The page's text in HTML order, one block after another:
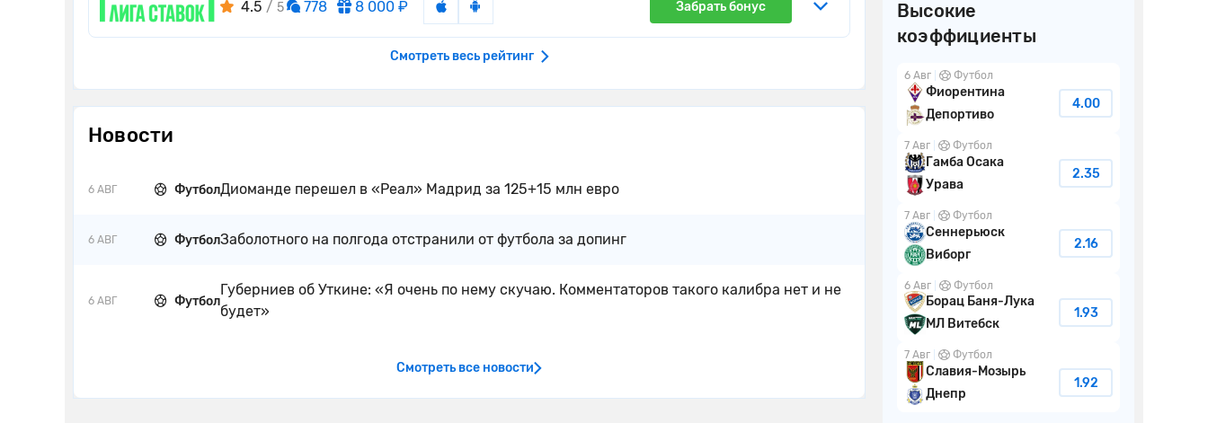
4.5 / 5 778 8 000 ₽ Забрать бонус
Смотреть весь рейтинг
Новости
6 АВГ ФутболДиоманде перешел в «Реал» Мадрид за 125+15 млн евро
6 АВГ ФутболЗаболотного на полгода отстранили от футбола за допинг
6 АВГ Футбол
Губерниев об Уткине: «Я очень по нему скучаю. Комментаторов такого калибра нет и не
будет»
Смотреть все новости
Высокие
коэффициенты
6 Авг Футбол
Фиорентина
Депортиво
4.00
7 Авг Футбол
Гамба Осака
Урава
2.35
7 Авг Футбол
Сеннерьюск
Виборг
2.16
6 Авг Футбол
Борац Баня-Лука
МЛ Витебск
1.93
7 Авг Футбол
Славия-Мозырь
Днепр
1.92